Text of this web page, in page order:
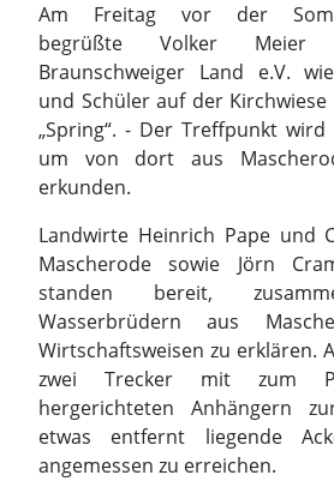
Am Freitag vor der
begrüßte Volker Meier
Braunschweiger Land e.V.
und Schüler auf der
„Spring“. - Der Treffpunkt
um von dort aus
erkunden.
Landwirte Heinrich Pape und
Mascherode sowie Jörn
standen bereit,
Wasserbrüdern aus
Wirtschaftsweisen zu erklären.
zwei Trecker mit zum
hergerichteten Anhängern
etwas entfernt liegende
angemessen zu erreichen.